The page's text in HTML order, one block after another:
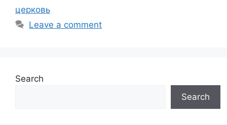
церковь
Leave a comment
Search
Search